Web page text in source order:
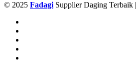
© 2025 FadagiSupplier Daging Terbaik